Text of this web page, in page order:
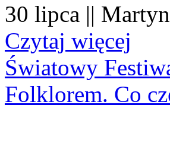
30 lipca ||
Czytaj więcej
Światowy
Folklorem. Co